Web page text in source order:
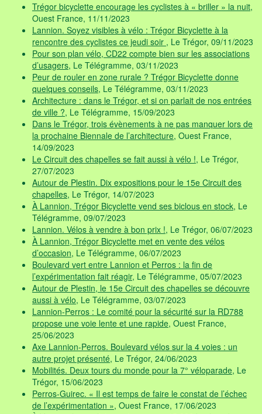
Trégor bicyclette encourage les cyclistes à « briller » la nuit,
Ouest France, 11/11/2023
Lannion. Soyez visibles à vélo : Trégor Bicyclette à la
rencontre des cyclistes ce jeudi soir , Le Trégor, 09/11/2023
Pour son plan vélo, CD22 compte bien sur les associations
d’usagers, Le Télégramme, 03/11/2023
Peur de rouler en zone rurale ? Trégor Bicyclette donne
quelques conseils, Le Télégramme, 03/11/2023
Architecture : dans le Trégor, et si on parlait de nos entrées
de ville ?, Le Télégramme, 15/09/2023
Dans le Trégor, trois évènements à ne pas manquer lors de
la prochaine Biennale de l’architecture, Ouest France,
14/09/2023
Le Circuit des chapelles se fait aussi à vélo !, Le Trégor,
27/07/2023
Autour de Plestin. Dix expositions pour le 15e Circuit des
chapelles, Le Trégor, 14/07/2023
À Lannion, Trégor Bicyclette vend ses biclous en stock, Le
Télégramme, 09/07/2023
Lannion. Vélos à vendre à bon prix !, Le Trégor, 06/07/2023
À Lannion, Trégor Bicyclette met en vente des vélos
d’occasion, Le Télégramme, 06/07/2023
Boulevard vert entre Lannion et Perros : la fin de
l’expérimentation fait réagir, Le Télégramme, 05/07/2023
Autour de Plestin, le 15e Circuit des chapelles se découvre
aussi à vélo, Le Télégramme, 03/07/2023
Lannion-Perros : Le comité pour la sécurité sur la RD788
propose une voie lente et une rapide, Ouest France,
25/06/2023
Axe Lannion-Perros. Boulevard vélos sur la 4 voies : un
autre projet présenté, Le Trégor, 24/06/2023
Mobilités. Deux tours du monde pour la 7° véloparade, Le
Trégor, 15/06/2023
Perros-Guirec. « Il est temps de faire le constat de l’échec
de l’expérimentation », Ouest France, 17/06/2023